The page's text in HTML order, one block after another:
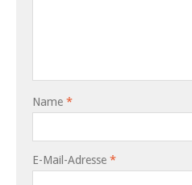
Name *
E-Mail-Adresse *